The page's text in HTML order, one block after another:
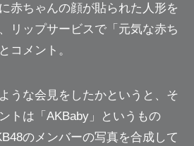
赤ちゃんの顔が貼られた人形を
リップサービスで「元気な赤ち
コメント。
うな会見をしたかというと、そ
トは「AKBaby」というもの
のメンバーの写真を合成して